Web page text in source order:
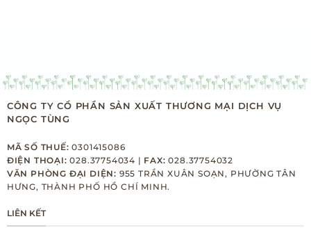
CÔNG TY CỔ PHẦN SẢN XUẤT THƯƠNG MẠI DỊCH VỤ
NGỌC TÙNG
MÃ SỐ THUẾ: 0301415086
ĐIỆN THOẠI: 028.37754034 | FAX: 028.37754032
VĂN PHÒNG ĐẠI DIỆN: 955 TRẦN XUÂN SOẠN, PHƯỜNG TÂN
HƯNG, THÀNH PHỐ HỒ CHÍ MINH.
LIÊN KẾT